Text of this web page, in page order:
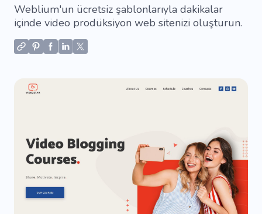
Weblium'un ücretsiz şablonlarıyla dakikalar
içinde video prodüksiyon web sitenizi oluşturun.